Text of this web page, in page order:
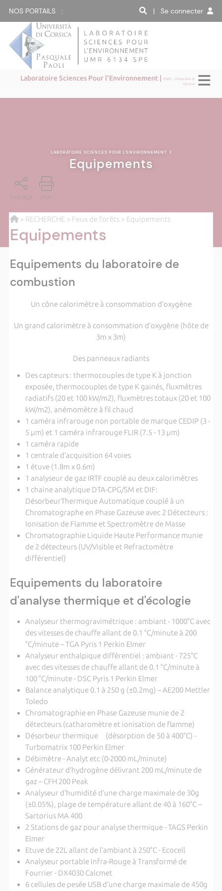
NOS PORTAILS : | Se connecter
Laboratoire Sciences Pour l'Environnement |CNRS - Università di
Corsica
LABORATOIRE SCIENCES POUR L'ENVIRONNEMENT |
Equipements
PARTAGE PDF
> RECHERCHE > Feux de forêts> Equipements
Equipements
Equipements du laboratoire de
combustion
Un cône calorimètre à consommation d’oxygène
Un grand calorimètre à consommation d’oxygène (hôte de
3m x 3m)
Des panneaux radiants
Des capteurs : thermocouples de type K à jonction
exposée, thermocouples de type K gainés, fluxmètres
radiatifs (20 et 100 kW/m2), fluxmètres totaux (20 et 100
kW/m2), anémomètre à fil chaud
1 caméra infrarouge non portable de marque CEDIP (3 -
5 µm) et 1 caméra infrarouge FLIR (7.5 - 13 µm)
1 caméra rapide
1 centrale d’acquisition 64 voies
1 étuve (1.8m x 0.6m)
1 analyseur de gaz IRTF couplé au deux calorimètres
1 chaine analytique DTA-CPG/SM et DIF:
DésorbeurThermique Automatique couplé à un
Chromatographe en Phase Gazeuse avec 2 Détecteurs :
Ionisation de Flamme et Spectromètre de Masse
Chromatographie Liquide Haute Performance munie
de 2 détecteurs (UV/Visible et Refractomètre
différentiel)
Equipements du laboratoire
d'analyse thermique et d'écologie
Analyseur thermogravimétrique : ambiant - 1000°C avec
des vitesses de chauffe allant de 0.1 °C/minute à 200
°C/minute – TGA Pyris 1 Perkin Elmer
Analyseur enthalpique différentiel : ambiant - 725°C
avec des vitesses de chauffe allant de 0.1 °C/minute à
100 °C/minute - DSC Pyris 1 Perkin Elmer
Balance analytique 0.1 à 250 g (±0.2mg) – AE200 Mettler
Toledo
Chromatographie en Phase Gazeuse munie de 2
détecteurs (catharomètre et ionisation de flamme)
Désorbeur thermique (désorption de 50 à 400°C) -
Turbomatrix 100 Perkin Elmer
Débimètre - Analyt etc (0-2000 mL/minute)
Générateur d’hydrogène délivrant 200 mL/minute de
gaz – CFH 200 Peak
Analyseur d’humidité d’une charge maximale de 30g
(±0.05%), plage de température allant de 40 à 160°C –
Sartorius MA 400
2 Stations de gaz pour analyse thermique - TAGS Perkin
Elmer
Etuve de 22L allant de l’ambiant à 250°C - Ecocell
Analyseur portable Infra-Rouge à Transformé de
Fourrier - DX4030 Calcmet
6 cellules de pesée USB d’une charge maximale de 450g